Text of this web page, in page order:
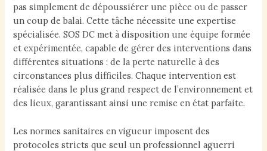
pas simplement de dépoussiérer une pièce ou de passer
un coup de balai. Cette tâche nécessite une expertise
spécialisée. SOS DC met à disposition une équipe formée
et expérimentée, capable de gérer des interventions dans
différentes situations : de la perte naturelle à des
circonstances plus difficiles. Chaque intervention est
réalisée dans le plus grand respect de l’environnement et
des lieux, garantissant ainsi une remise en état parfaite.
Les normes sanitaires en vigueur imposent des
protocoles stricts que seul un professionnel aguerri